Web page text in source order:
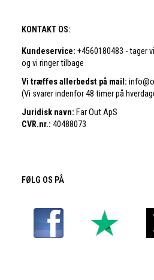
KONTAKT OS:
Kundeservice: +4560180483 - tager
og vi ringer tilbage
Vi træffes allerbedst på mail:
(Vi svarer indenfor 48 timer på
Juridisk navn: Far Out ApS
CVR.nr.: 40488073
FØLG OS PÅ